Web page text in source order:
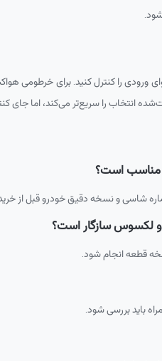
ورودی را کنترل کنید. برای خرطومی
انتخاب را سریع‌تر می‌کند، اما جای
شاسی و نسخه دقیق خودرو قبل از خرید
و لکسوس سازگار است؟
قطعه انجام شود.
باید بررسی شود.